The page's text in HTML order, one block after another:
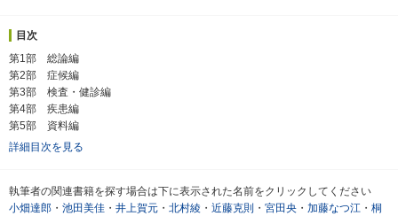
目次
第1部 総論編
第2部 症候編
第3部 検査・健診編
第4部 疾患編
第5部 資料編
詳細目次を見る
執筆者の関連書籍を探す場合は下に表示された名前をクリックしてください
小畑達郎 ・ 池田美佳 ・ 井上賀元 ・ 北村綾 ・ 近藤克則 ・ 宮田央 ・ 加藤なつ江 ・ 桐